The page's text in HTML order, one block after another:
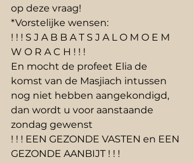
op deze vraag!
*Vorstelijke wensen:
! ! ! S J A B B A T S J A L O M O E M
W O R A C H ! ! !
En mocht de profeet Elia de
komst van de Masjiach intussen
nog niet hebben aangekondigd,
dan wordt u voor aanstaande
zondag gewenst
! ! ! EEN GEZONDE VASTEN en EEN
GEZONDE AANBIJT ! ! !